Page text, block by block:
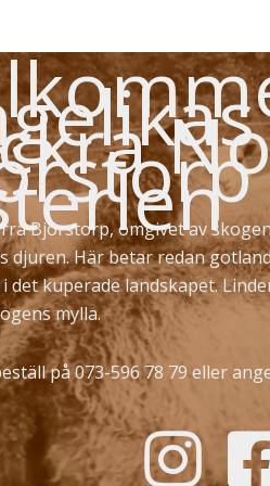
Björstorp, omgivet av
djuren. Här betar redan
det kuperade landskapet.
mylla.
på 073-596 78 79 eller